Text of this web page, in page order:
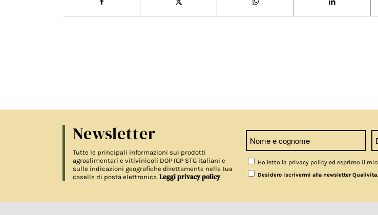
Newsletter
Tutte le principali informazioni sui prodotti
agroalimentari e vitivinicoli DOP IGP STG italiani e
sulle indicazioni geografiche direttamente nella tua
casella di posta elettronica. Leggi privacy policy
Ho letto la privacy policy ed esprimo il
Desidero iscrivermi alla newsletter Qualivita